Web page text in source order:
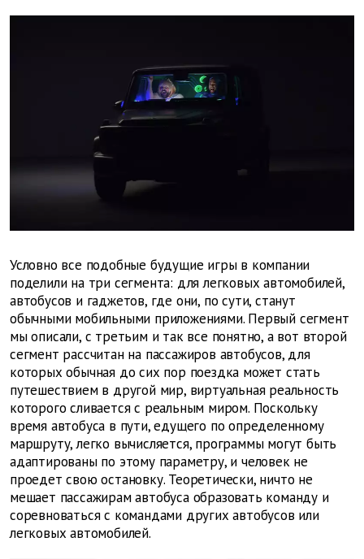
Условно все подобные будущие игры в компании
поделили на три сегмента: для легковых автомобилей,
автобусов и гаджетов, где они, по сути, станут
обычными мобильными приложениями. Первый сегмент
мы описали, с третьим и так все понятно, а вот второй
сегмент рассчитан на пассажиров автобусов, для
которых обычная до сих пор поездка может стать
путешествием в другой мир, виртуальная реальность
которого сливается с реальным миром. Поскольку
время автобуса в пути, едущего по определенному
маршруту, легко вычисляется, программы могут быть
адаптированы по этому параметру, и человек не
проедет свою остановку. Теоретически, ничто не
мешает пассажирам автобуса образовать команду и
соревноваться с командами других автобусов или
легковых автомобилей.